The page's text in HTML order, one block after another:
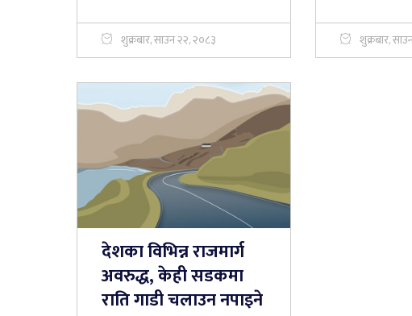
शुक्रबार, साउन २२, २०८३ शुक्रबार,
देशका विभिन्न राजमार्ग
अवरुद्ध, केही सडकमा
राति गाडी चलाउन नपाइने